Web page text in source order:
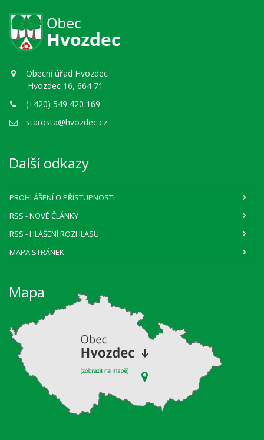
Obecní úřad Hvozdec
Hvozdec 16, 664 71
(+420) 549 420 169
starosta@hvozdec.cz
Další odkazy
PROHLÁŠENÍ O PŘÍSTUPNOSTI
RSS - NOVÉ ČLÁNKY
RSS - HLÁŠENÍ ROZHLASU
MAPA STRÁNEK
Mapa